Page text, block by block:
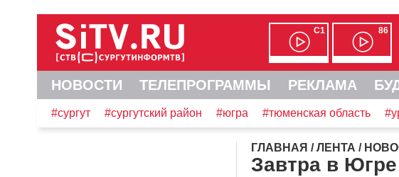
С1 86
НОВОСТИ ТЕЛЕПРОГРАММЫ РЕКЛАМА
#сургут #сургутский район #югра #тюменская область
ГЛАВНАЯ /ЛЕНТА /
Завтра в